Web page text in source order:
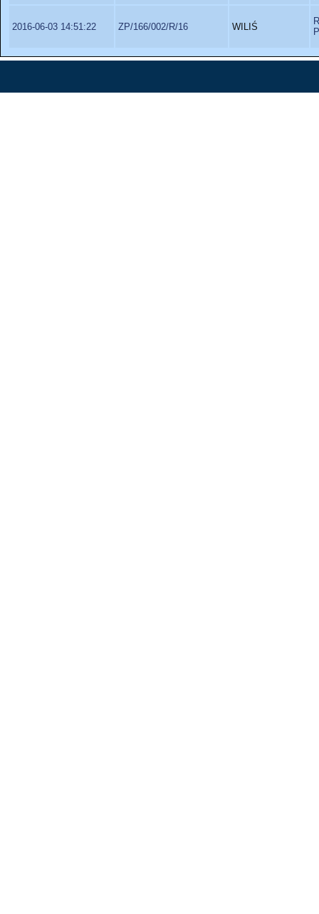
2016-06-03 14:51:22 ZP/166/002/R/16 WILIŚ